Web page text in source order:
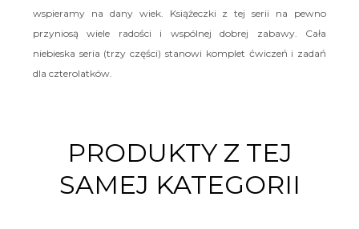
wspieramy na dany wiek. Książeczki z tej serii na pewno
przyniosą wiele radości i wspólnej dobrej zabawy. Cała
niebieska seria (trzy części) stanowi komplet ćwiczeń i zadań
dla czterolatków.
PRODUKTY Z TEJ
SAMEJ KATEGORII